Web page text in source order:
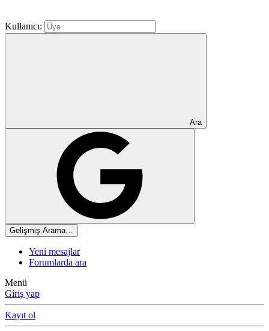
Kullanıcı:
Ara
Gelişmiş Arama…
Yeni mesajlar
Forumlarda ara
Menü
Giriş yap
Kayıt ol